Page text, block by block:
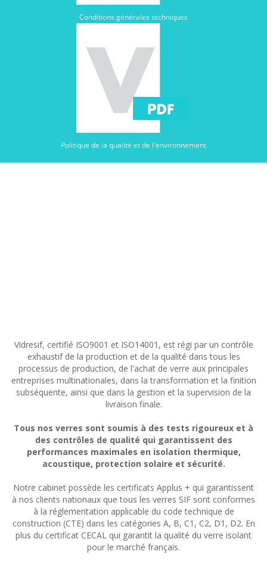
Conditions générales techniques
Politique de la qualité et de l'environnement
Vidresif, certifié ISO9001 et ISO14001, est régi par un contrôle
exhaustif de la production et de la qualité dans tous les
processus de production, de l'achat de verre aux principales
entreprises multinationales, dans la transformation et la finition
subséquente, ainsi que dans la gestion et la supervision de la
livraison finale.
Tous nos verres sont soumis à des tests rigoureux et à
des contrôles de qualité qui garantissent des
performances maximales en isolation thermique,
acoustique, protection solaire et sécurité.
Notre cabinet possède les certificats Applus + qui garantissent
à nos clients nationaux que tous les verres SIF sont conformes
à la réglementation applicable du code technique de
construction (CTE) dans les catégories A, B, C1, C2, D1, D2. En
plus du certificat CECAL qui garantit la qualité du verre isolant
pour le marché français.